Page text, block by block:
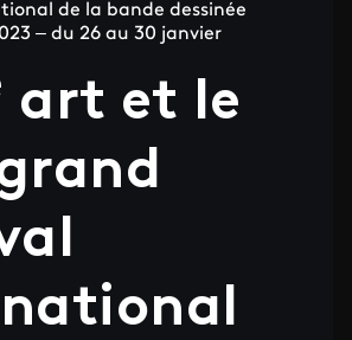
de la bande dessinée
– du 26 au 30 janvier
art et le